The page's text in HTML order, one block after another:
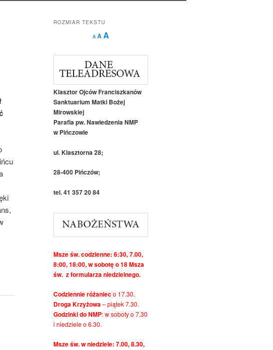
ROZMIAR TEKSTU
A
Decrease
font
A Reset
AIncrease
size.
Klasztor Ojców Franciszkanów
Sanktuarium Matki Bożej
Mirowskiej
Parafia pw. Nawiedzenia NMP
w Pińczowie
ul. Klasztorna 28;
28-400 Pińczów;
tel. 41 357 20 84
Msze św. codzienne: 6:30, 7.00,
8:00, 18:00, w sobotę o 18 Msza
św. z formularza niedzielnego.
Codziennie różanieco 17.30.
Droga Krzyżowa– piątek 7.30.
Godzinki do NMP: w soboty o 7.30
i niedziele o 6.30.
Msze św. w niedziele: 7.00, 8.30,